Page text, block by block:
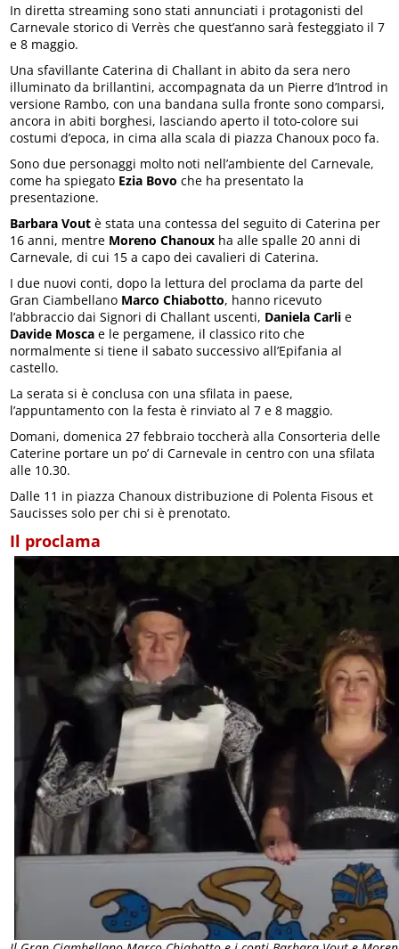
In diretta streaming sono stati annunciati i protagonisti del
Carnevale storico di Verrès che quest’anno sarà festeggiato il 7
e 8 maggio.
Una sfavillante Caterina di Challant in abito da sera nero
illuminato da brillantini, accompagnata da un Pierre d’Introd in
versione Rambo, con una bandana sulla fronte sono comparsi,
ancora in abiti borghesi, lasciando aperto il toto-colore sui
costumi d’epoca, in cima alla scala di piazza Chanoux poco fa.
Sono due personaggi molto noti nell’ambiente del Carnevale,
come ha spiegato Ezia Bovo che ha presentato la
presentazione.
Barbara Vout è stata una contessa del seguito di Caterina per
16 anni, mentre Moreno Chanoux ha alle spalle 20 anni di
Carnevale, di cui 15 a capo dei cavalieri di Caterina.
I due nuovi conti, dopo la lettura del proclama da parte del
Gran Ciambellano Marco Chiabotto, hanno ricevuto
l’abbraccio dai Signori di Challant uscenti, Daniela Carli e
Davide Mosca e le pergamene, il classico rito che
normalmente si tiene il sabato successivo all’Epifania al
castello.
La serata si è conclusa con una sfilata in paese,
l’appuntamento con la festa è rinviato al 7 e 8 maggio.
Domani, domenica 27 febbraio toccherà alla Consorteria delle
Caterine portare un po’ di Carnevale in centro con una sfilata
alle 10.30.
Dalle 11 in piazza Chanoux distribuzione di Polenta Fisous et
Saucisses solo per chi si è prenotato.
Il proclama